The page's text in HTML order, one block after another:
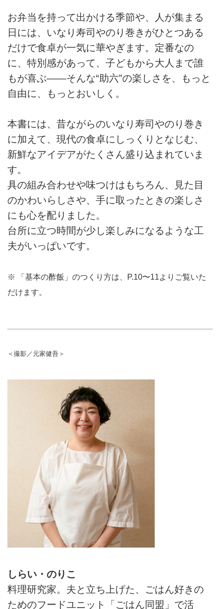
お弁当を持って出かける季節や、人が集まる
日には、いなり寿司やのり巻きがひとつある
だけで食卓が一気に華やぎます。定番なの
に、特別感があって、子どもから大人まで誰
もが喜ぶ——そんな“助六”の楽しさを、もっと
自由に、もっとおいしく。
本書には、昔ながらのいなり寿司やのり巻き
に加えて、現代の食卓にしっくりとなじむ、
新鮮なアイデアがたくさん盛り込まれていま
す。
具の組み合わせや味つけはもちろん、見た目
のかわいらしさや、手に取ったときの楽しさ
にも心を配りました。
台所に立つ時間が少し楽しみになるような工
夫がいっぱいです。
※ 「基本の酢飯」のつくり方は、P.10〜11よりご覧いた
だけます。
＜撮影／元家健吾＞
しらい・のりこ
料理研究家。夫と立ち上げた、ごはん好きの
ためのフードユニット「ごはん同盟」で活